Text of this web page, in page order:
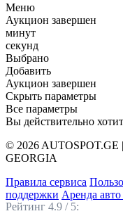
Меню
Аукцион завершен
минут
секунд
Выбрано
Добавить
Аукцион завершен
Скрыть параметры
Все параметры
Вы действительно
© 2026
GEORGIA
Правила сервиса
поддержки Аренда
Рейтинг 4.9 / 5: